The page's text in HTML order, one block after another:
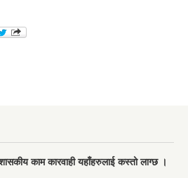
काम कारवाही यहाँहरुलाई कस्तो लाग्छ ।